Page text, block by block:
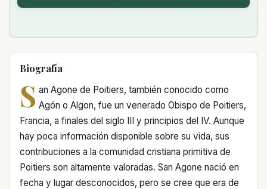
Biografía
S an Agone de Poitiers, también conocido como
Agón o Algon, fue un venerado Obispo de Poitiers,
Francia, a finales del siglo III y principios del IV. Aunque
hay poca información disponible sobre su vida, sus
contribuciones a la comunidad cristiana primitiva de
Poitiers son altamente valoradas. San Agone nació en
fecha y lugar desconocidos, pero se cree que era de